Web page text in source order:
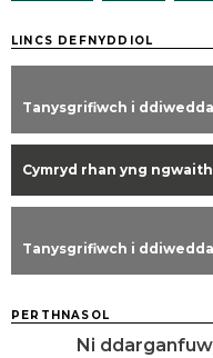
LINCS DEFNYDDIOL
Tanysgrifiwch i
Cymryd rhan yng
Tanysgrifiwch i
PERTHNASOL
Ni